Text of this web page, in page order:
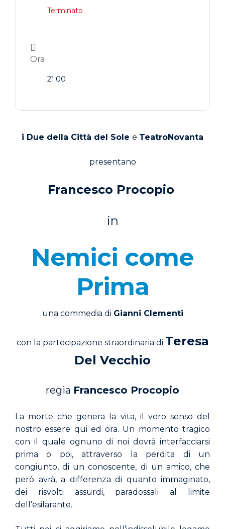
Terminato
Ora
21:00
i Due della Città del Sole e TeatroNovanta
presentano
Francesco Procopio
in
Nemici come
Prima
una commedia di Gianni Clementi
con la partecipazione straordinaria di Teresa
Del Vecchio
regia Francesco Procopio
La morte che genera la vita, il vero senso del
nostro essere qui ed ora. Un momento tragico
con il quale ognuno di noi dovrà interfacciarsi
prima o poi, attraverso la perdita di un
congiunto, di un conoscente, di un amico, che
però avrà, a differenza di quanto immaginato,
dei risvolti assurdi, paradossali al limite
dell’esilarante.